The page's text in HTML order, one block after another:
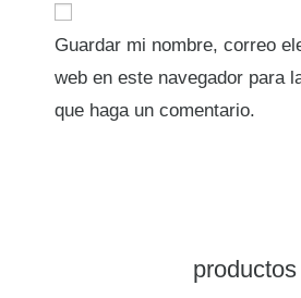
Guardar mi nombre, correo
web en este navegador para
que haga un comentario.
productos